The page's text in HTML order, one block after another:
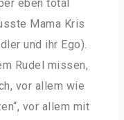
eben total
Mama Kris
und ihr Ego).
Rudel missen,
vor allem wie
vor allem mit